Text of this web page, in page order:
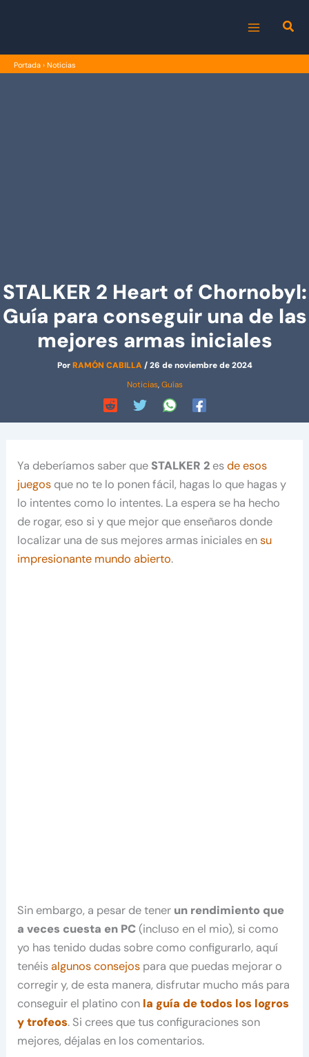
MENU
Portada › Noticias
STALKER 2 Heart of Chornobyl:
Guía para conseguir una de las
mejores armas iniciales
PorRAMÓN CABILLA/26 de noviembre de 2024
Noticias,Guías
Ya deberíamos saber que STALKER 2 esde esos
juegos que no te lo ponen fácil, hagas lo que hagas y
lo intentes como lo intentes. La espera se ha hecho
de rogar, eso si y que mejor que enseñaros donde
localizar una de sus mejores armas iniciales ensu
impresionante mundo abierto.
Sin embargo, a pesar de tener un rendimiento que
a veces cuesta en PC(incluso en el mio), si como
yo has tenido dudas sobre como configurarlo, aquí
tenéisalgunos consejos para que puedas mejorar o
corregir y, de esta manera, disfrutar mucho más para
conseguir el platino con la guía de todos los logros
y trofeos. Si crees que tus configuraciones son
mejores, déjalas en los comentarios.